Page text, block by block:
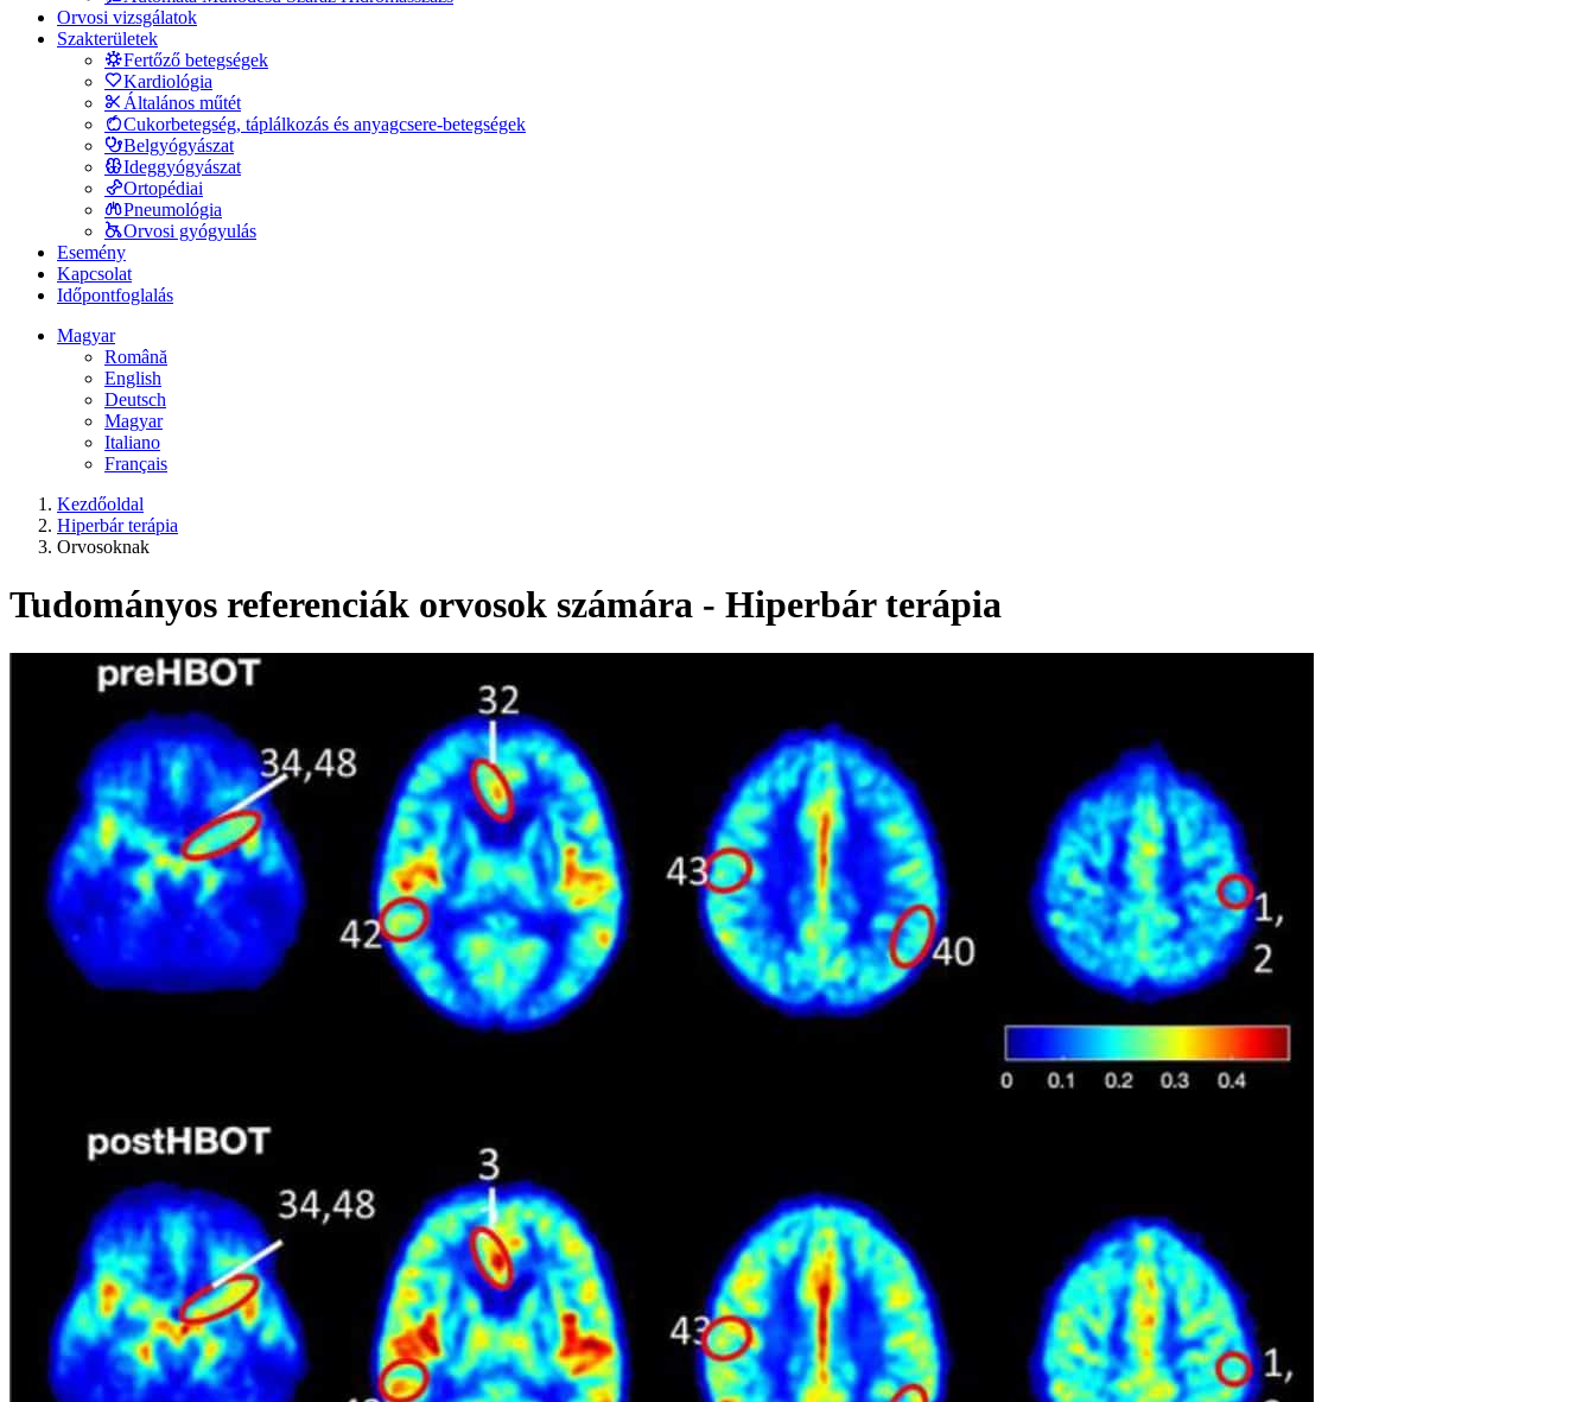
Orvosi vizsgálatok
Szakterületek
Fertőző betegségek
Kardiológia
Általános műtét
Cukorbetegség, táplálkozás és anyagcsere-betegségek
Belgyógyászat
Ideggyógyászat
Ortopédiai
Pneumológia
Orvosi gyógyulás
Esemény
Kapcsolat
Időpontfoglalás
Magyar
Română
English
Deutsch
Magyar
Italiano
Français
Kezdőoldal
Hiperbár terápia
Orvosoknak
Tudományos referenciák orvosok számára - Hiperbár terápia